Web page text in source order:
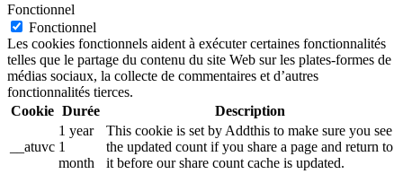
Fonctionnel
Fonctionnel
Les cookies fonctionnels aident à exécuter certaines fonctionnalités
telles que le partage du contenu du site Web sur les plates-formes de
médias sociaux, la collecte de commentaires et d’autres
fonctionnalités tierces.
Cookie Durée Description
__atuvc
1 year
1
month
This cookie is set by Addthis to make sure you see
the updated count if you share a page and return to
it before our share count cache is updated.